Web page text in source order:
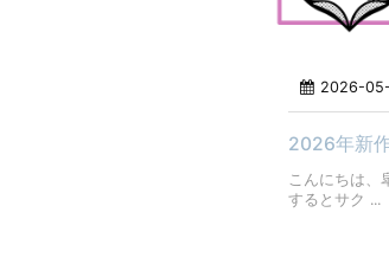
2026-
2026年新
こんにちは、
するとサク ...